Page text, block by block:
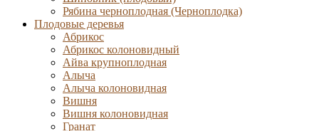
Рябина черноплодная (Черноплодка)
Плодовые деревья
Абрикос
Абрикос колоновидный
Айва крупноплодная
Алыча
Алыча колоновидная
Вишня
Вишня колоновидная
Гранат